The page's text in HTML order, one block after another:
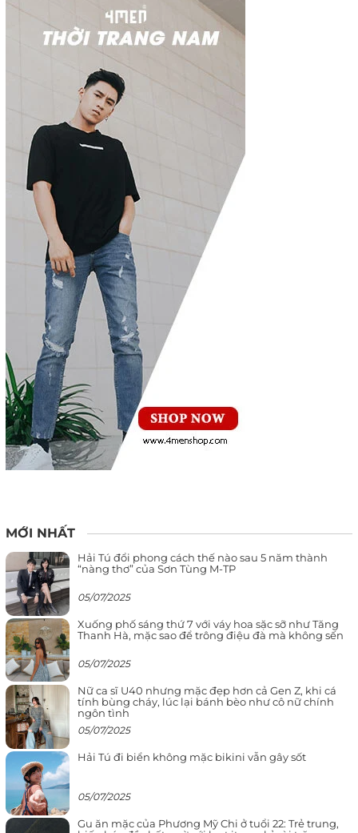
MỚI NHẤT
Hải Tú đổi phong cách thế nào sau 5 năm thành
“nàng thơ” của Sơn Tùng M-TP
05/07/2025
Xuống phố sáng thứ 7 với váy hoa sặc sỡ như Tăng
Thanh Hà, mặc sao để trông điệu đà mà không sến
05/07/2025
Nữ ca sĩ U40 nhưng mặc đẹp hơn cả Gen Z, khi cá
tính bùng cháy, lúc lại bánh bèo như cô nữ chính
ngôn tình
05/07/2025
Hải Tú đi biển không mặc bikini vẫn gây sốt
05/07/2025
Gu ăn mặc của Phương Mỹ Chi ở tuổi 22: Trẻ trung,